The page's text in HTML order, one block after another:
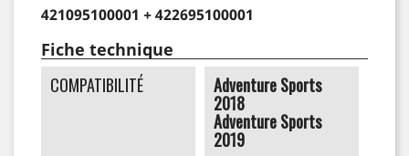
421095100001 + 422695100001
Fiche technique
COMPATIBILITÉ Adventure Sports
2018
Adventure Sports
2019